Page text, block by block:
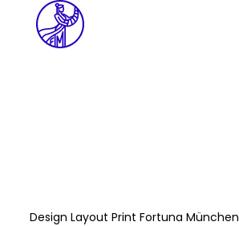
Design Layout Print Fortuna München